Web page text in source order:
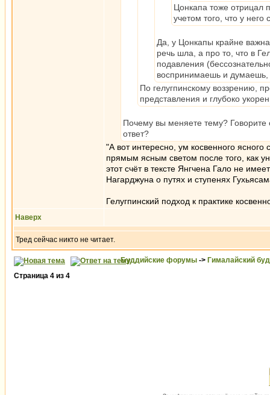
Цонкапа тоже отрицал
учетом того, что у
Да, у Цонкапы крайне
речь шла, а про то, что в
подавления
воспринимаешь и думаешь,
По гелугпинскому воззрению,
представления и глубоко
Почему вы меняете тему?
ответ?
"А вот интересно, ум косвенного
прямым ясным светом после того, как
этот счёт в тексте Янгчена Гало не
Нагарджуна о путях и ступенях
Гелугпинский подход к практике
Наверх
Тред сейчас никто не читает.
Буддийские форумы -> Гималайский
Страница 4 из 4